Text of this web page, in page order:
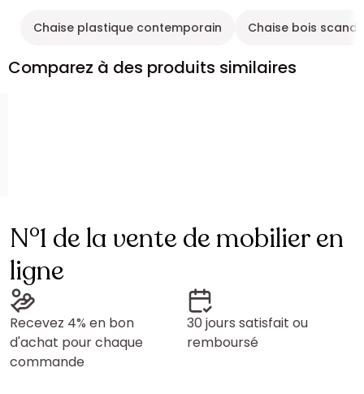
Chaise plastique contemporain Chaise bois
Comparez à des produits similaires
N°1 de la vente de mobilier en
ligne
Recevez 4% en bon
d'achat pour chaque
commande
30 jours satisfait ou
remboursé